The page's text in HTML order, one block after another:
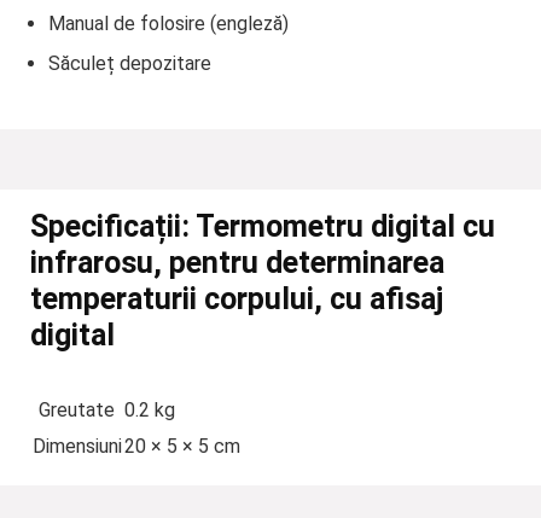
Manual de folosire (engleză)
Săculeț depozitare
Specificații: Termometru digital cu
infrarosu, pentru determinarea
temperaturii corpului, cu afisaj
digital
Greutate 0.2 kg
Dimensiuni20 × 5 × 5 cm